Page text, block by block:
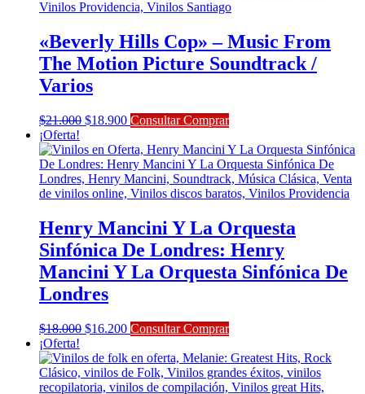
«Beverly Hills Cop» – Music From
The Motion Picture Soundtrack /
Varios
$21.000 El
original
era:
$21.000.
$18.900El
actual
es:
$18.900.
Consultar Comprar
¡Oferta!
Henry Mancini Y La Orquesta
Sinfónica De Londres: Henry
Mancini Y La Orquesta Sinfónica De
Londres
$18.000 El
original
era:
$18.000.
$16.200El
actual
es:
$16.200.
Consultar Comprar
¡Oferta!